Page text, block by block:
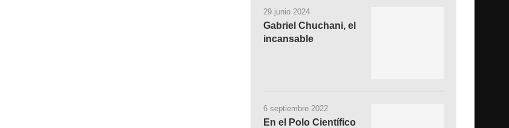
29 junio 2024
Gabriel Chuchani, el
incansable
6 septiembre 2022
En el Polo Científico